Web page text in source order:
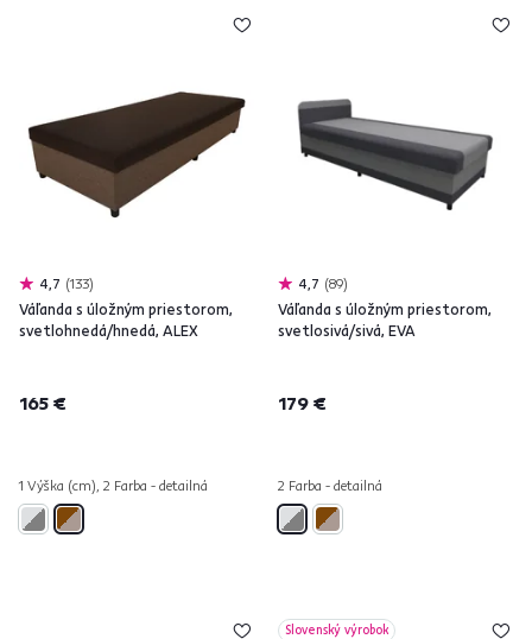
4,7 133
Váľanda s úložným priestorom,
svetlohnedá/hnedá, ALEX
165 €
1 Výška (cm), 2 Farba - detailná
4,7 89
Váľanda s úložným priestorom,
svetlosivá/sivá, EVA
179 €
2 Farba - detailná
Slovenský výrobok